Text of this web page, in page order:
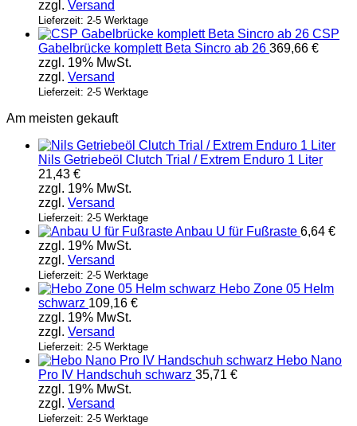
zzgl. Versand
Lieferzeit: 2-5 Werktage
CSP
Gabelbrücke komplett Beta Sincro ab 26 369,66 €
zzgl. 19% MwSt.
zzgl. Versand
Lieferzeit: 2-5 Werktage
Am meisten gekauft
Nils Getriebeöl Clutch Trial / Extrem Enduro 1 Liter
21,43 €
zzgl. 19% MwSt.
zzgl. Versand
Lieferzeit: 2-5 Werktage
Anbau U für Fußraste 6,64 €
zzgl. 19% MwSt.
zzgl. Versand
Lieferzeit: 2-5 Werktage
Hebo Zone 05 Helm
schwarz 109,16 €
zzgl. 19% MwSt.
zzgl. Versand
Lieferzeit: 2-5 Werktage
Hebo Nano
Pro IV Handschuh schwarz 35,71 €
zzgl. 19% MwSt.
zzgl. Versand
Lieferzeit: 2-5 Werktage